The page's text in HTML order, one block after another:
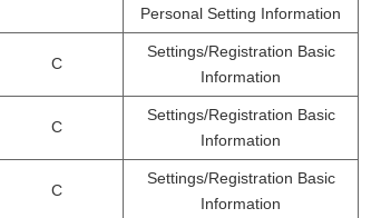
Personal Setting Information
C
Settings/Registration Basic
Information
C
Settings/Registration Basic
Information
C
Settings/Registration Basic
Information